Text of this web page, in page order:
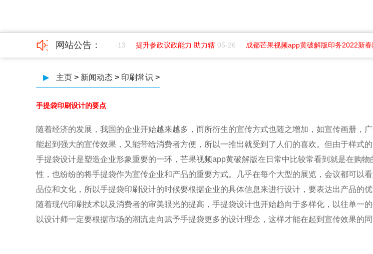
网站公告：
成都纺织高等专科学院创 06-13 提升参政议政能力 助力辖 05-26 成都芒果视频app黄破解版印务2022新春
▶ 主页 > 新闻动态 > 印刷常识 >
​手提袋印刷设计的要点
随着经济的发展，我国的企业开始越来越多，而所衍生的宣传方式也随之增加，如宣传画册
能起到强大的宣传效果，又能带给消费者方便，所以一推出就受到了人们的喜欢。但由于样式的
手提袋设计是塑造企业形象重要的一环，芒果视频app黄破解版在日常中比较常看到就是在购物
性，也纷纷的将手提袋作为宣传企业和产品的重要方式。几乎在每个大型的展览，会议都
品位和文化，所以手提袋印刷设计的时候要根据企业的具体信息来进行设计，要表达出产品
随着现代印刷技术以及消费者的审美眼光的提高，手提袋设计也开始趋向于多样化，以往单
以设计师一定要根据市场的潮流走向赋予手提袋更多的设计理念，这样才能在起到宣传效果的同时